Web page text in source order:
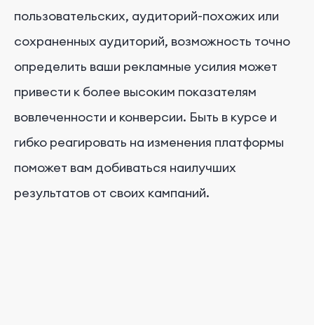
пользовательских, аудиторий-похожих или
сохраненных аудиторий, возможность точно
определить ваши рекламные усилия может
привести к более высоким показателям
вовлеченности и конверсии. Быть в курсе и
гибко реагировать на изменения платформы
поможет вам добиваться наилучших
результатов от своих кампаний.